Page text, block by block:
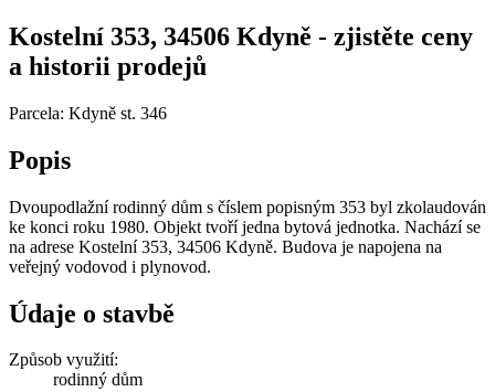
Kostelní 353, 34506 Kdyně - zjistěte ceny
a historii prodejů
Parcela: Kdyně st. 346
Popis
Dvoupodlažní rodinný dům s číslem popisným 353 byl zkolaudován
ke konci roku 1980. Objekt tvoří jedna bytová jednotka. Nachází se
na adrese Kostelní 353, 34506 Kdyně. Budova je napojena na
veřejný vodovod i plynovod.
Údaje o stavbě
Způsob využití:
rodinný dům